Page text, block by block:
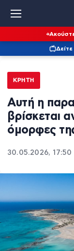
ΚΡΉΤΗ
Αυτή η
βρίσκεται
όμορφες
30.05.2026, 17:50